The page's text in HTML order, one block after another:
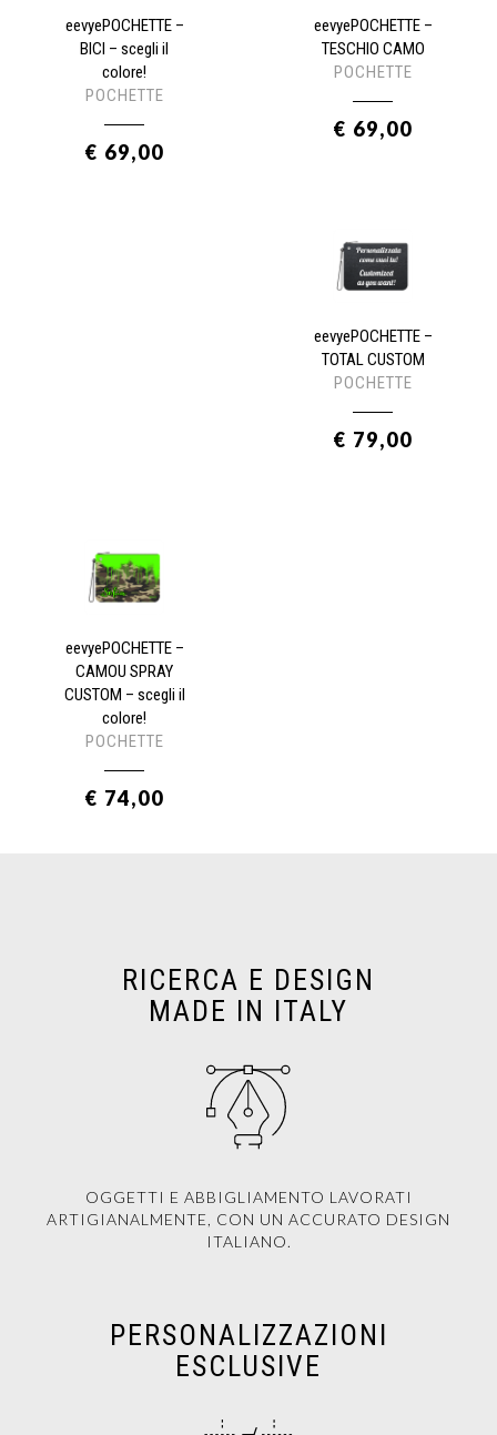
eevyePOCHETTE –
BICI – scegli il
colore!
POCHETTE
€ 69,00
eevyePOCHETTE –
TESCHIO CAMO
POCHETTE
€ 69,00
eevyePOCHETTE –
TOTAL CUSTOM
POCHETTE
€ 79,00
eevyePOCHETTE –
CAMOU SPRAY
CUSTOM – scegli il
colore!
POCHETTE
€ 74,00
RICERCA E DESIGN
MADE IN ITALY
OGGETTI E ABBIGLIAMENTO LAVORATI
ARTIGIANALMENTE, CON UN ACCURATO DESIGN
ITALIANO.
PERSONALIZZAZIONI
ESCLUSIVE